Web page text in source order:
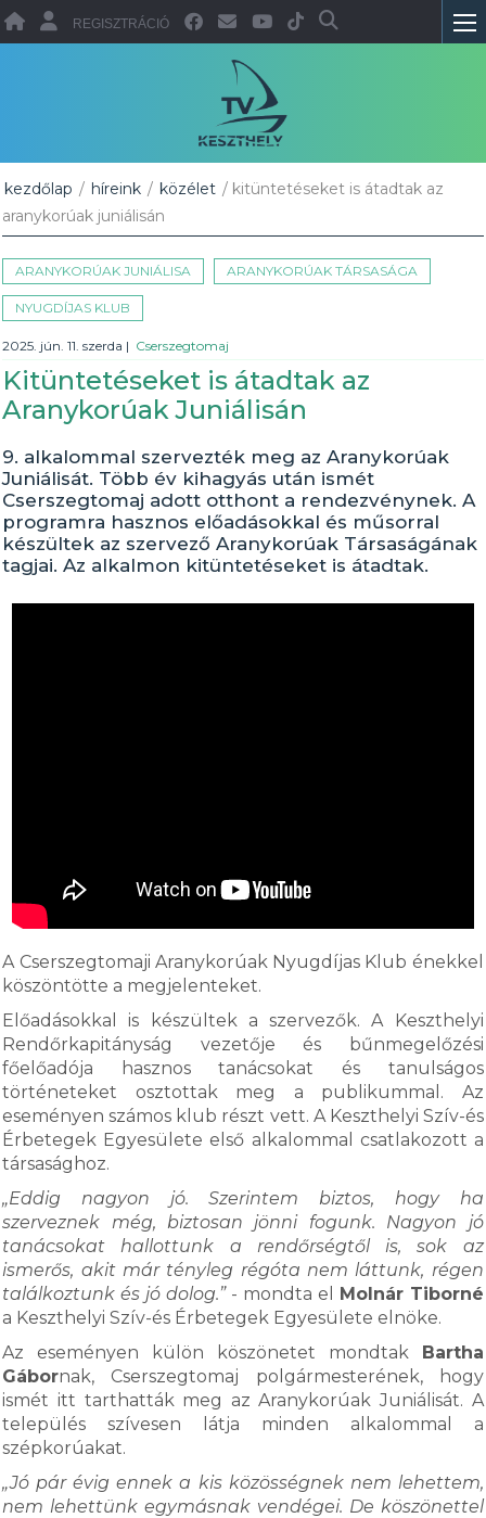
REGISZTRÁCIÓ
kezdőlap / híreink / közélet / kitüntetéseket is átadtak az
aranykorúak juniálisán
ARANYKORÚAK JUNIÁLISA ARANYKORÚAK TÁRSASÁGA
NYUGDÍJAS KLUB
2025. jún. 11. szerda | Cserszegtomaj
Kitüntetéseket is átadtak az
Aranykorúak Juniálisán
9. alkalommal szervezték meg az Aranykorúak
Juniálisát. Több év kihagyás után ismét
Cserszegtomaj adott otthont a rendezvénynek. A
programra hasznos előadásokkal és műsorral
készültek az szervező Aranykorúak Társaságának
tagjai. Az alkalmon kitüntetéseket is átadtak.
A Cserszegtomaji Aranykorúak Nyugdíjas Klub énekkel
köszöntötte a megjelenteket.
Előadásokkal is készültek a szervezők. A Keszthelyi
Rendőrkapitányság vezetője és bűnmegelőzési
főelőadója hasznos tanácsokat és tanulságos
történeteket osztottak meg a publikummal. Az
eseményen számos klub részt vett. A Keszthelyi Szív-és
Érbetegek Egyesülete első alkalommal csatlakozott a
társasághoz.
„Eddig nagyon jó. Szerintem biztos, hogy ha
szerveznek még, biztosan jönni fogunk. Nagyon jó
tanácsokat hallottunk a rendőrségtől is, sok az
ismerős, akit már tényleg régóta nem láttunk, régen
találkoztunk és jó dolog.”- mondta el Molnár Tiborné
a Keszthelyi Szív-és Érbetegek Egyesülete elnöke.
Az eseményen külön köszönetet mondtak Bartha
Gábornak, Cserszegtomaj polgármesterének, hogy
ismét itt tarthatták meg az Aranykorúak Juniálisát. A
település szívesen látja minden alkalommal a
szépkorúakat.
„Jó pár évig ennek a kis közösségnek nem lehettem,
nem lehettünk egymásnak vendégei. De köszönettel